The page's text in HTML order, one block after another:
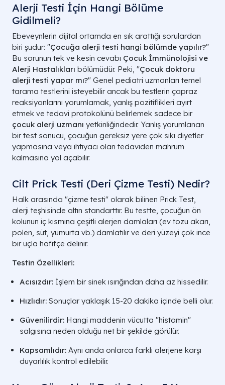
Alerji Testi İçin Hangi Bölüme
Gidilmeli?
Ebeveynlerin dijital ortamda en sık arattığı sorulardan
biri şudur: "Çocuğa alerji testi hangi bölümde yapılır?"
Bu sorunun tek ve kesin cevabı Çocuk İmmünolojisi ve
Alerji Hastalıkları bölümüdür. Peki, "Çocuk doktoru
alerji testi yapar mı?" Genel pediatri uzmanları temel
tarama testlerini isteyebilir ancak bu testlerin çapraz
reaksiyonlarını yorumlamak, yanlış pozitiflikleri ayırt
etmek ve tedavi protokolünü belirlemek sadece bir
çocuk alerji uzmanı yetkinliğindedir. Yanlış yorumlanan
bir test sonucu, çocuğun gereksiz yere çok sıkı diyetler
yapmasına veya ihtiyacı olan tedaviden mahrum
kalmasına yol açabilir.
Cilt Prick Testi (Deri Çizme Testi) Nedir?
Halk arasında "çizme testi" olarak bilinen Prick Test,
alerji teşhisinde altın standarttır. Bu testte, çocuğun ön
kolunun iç kısmına çeşitli alerjen damlaları (ev tozu akarı,
polen, süt, yumurta vb.) damlatılır ve deri yüzeyi çok ince
bir uçla hafifçe delinir.
Testin Özellikleri:
Acısızdır: İşlem bir sinek ısırığından daha az hissedilir.
Hızlıdır: Sonuçlar yaklaşık 15-20 dakika içinde belli olur.
Güvenilirdir: Hangi maddenin vücutta "histamin"
salgısına neden olduğu net bir şekilde görülür.
Kapsamlıdır: Aynı anda onlarca farklı alerjene karşı
duyarlılık kontrol edilebilir.